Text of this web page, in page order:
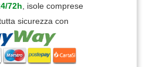
72h , isole comprese
sicurezza con